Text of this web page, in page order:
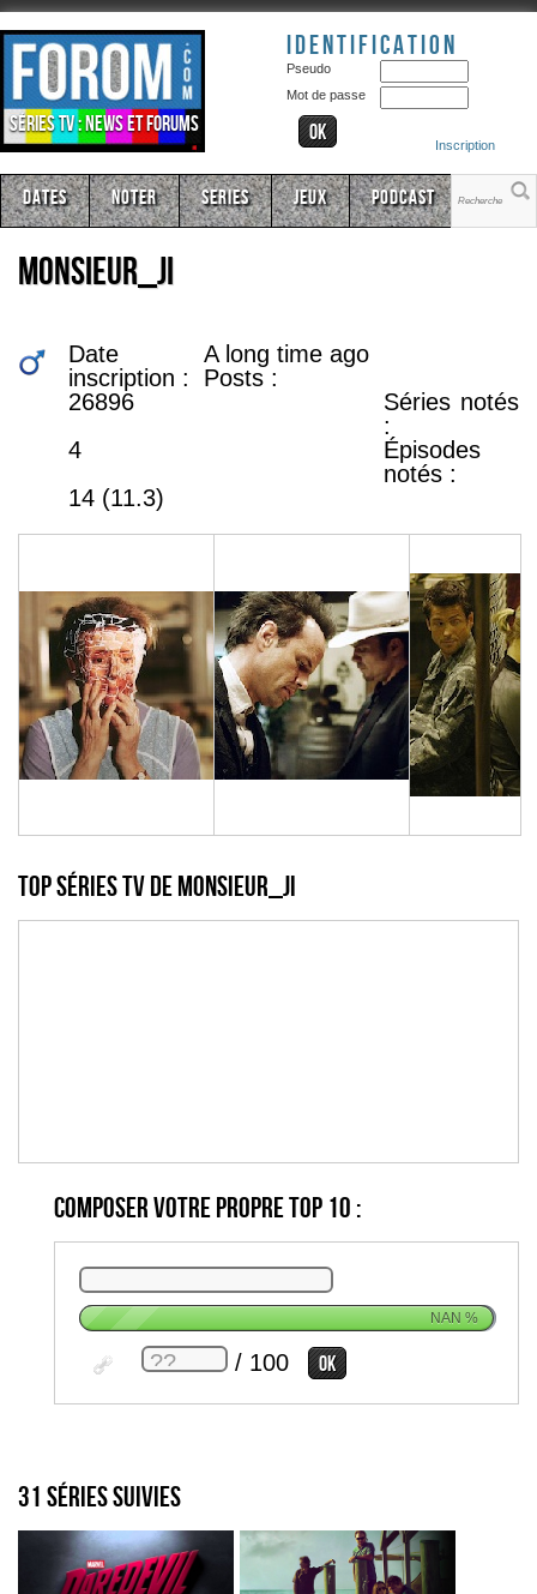
Séries TV : news et forums
Identification
Pseudo
Mot de passe
Inscription
Dates Noter Series Jeux Podcast
monsieur_ji
Date
inscription :
A long time ago
Posts :
26896
Séries notés
:
4
Épisodes
notés :
14 (11.3)
Top Séries TV de monsieur_ji
Composer votre propre top 10 :
NAN%
/ 100
31 séries suivies